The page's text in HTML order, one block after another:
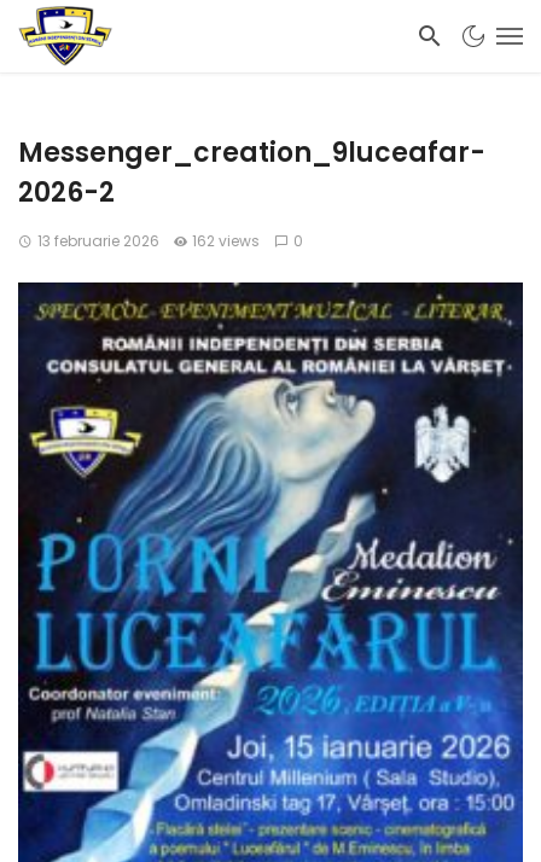
Messenger_creation_9luceafar-
2026-2
13 februarie 2026 162 views 0